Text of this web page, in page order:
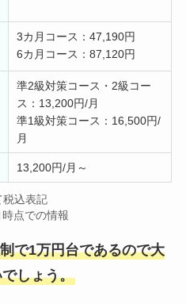
3カ月コース：47,190円
6カ月コース：87,120円
準2級対策コース・2級コー
ス：13,200円/月
準1級対策コース：16,500円/
月
13,200円/月～
税込表記
点での情報
で1万円台であるので大
しょう。